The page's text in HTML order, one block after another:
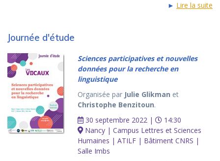
► Lire la suite
Journée d'étude
Sciences participatives et nouvelles
données pour la recherche en
linguistique
Organisée par Julie Glikman et
Christophe Benzitoun.
30 septembre 2022 |
14:30
Nancy | Campus Lettres et Sciences
Humaines | ATILF | Bâtiment CNRS |
Salle Imbs